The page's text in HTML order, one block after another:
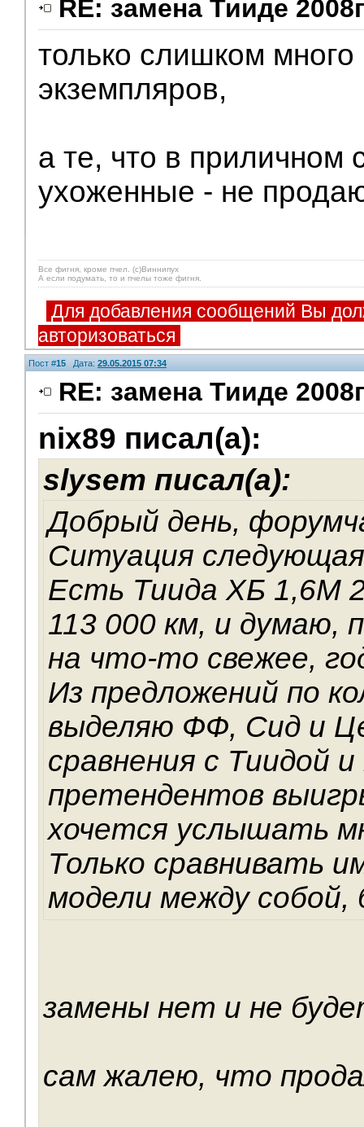
RE: замена Тииде
только слишком
экземпляров,
а те, что в приличном
ухоженные - не
Все фигня, кроме пчел. (с)Виннипух
А если подумать, то и пчелы тоже фигня.
Для добавления сообщений Вы
авторизоваться
Пост #15 Дата: 29.05.2015 07:34
RE: замена Тииде
nix89 писал(а):
slysem писал(а):
Добрый день,
Ситуация
Есть Тиида ХБ 1,6М
113 000 км, и думаю,
на что-то свежее,
Из предложений по
выделяю ФФ, Сид и
сравнения с Тиидой
претендентов
хочется услышать
Только сравнивать
модели между собой,
замены нет и не
сам жалею, что